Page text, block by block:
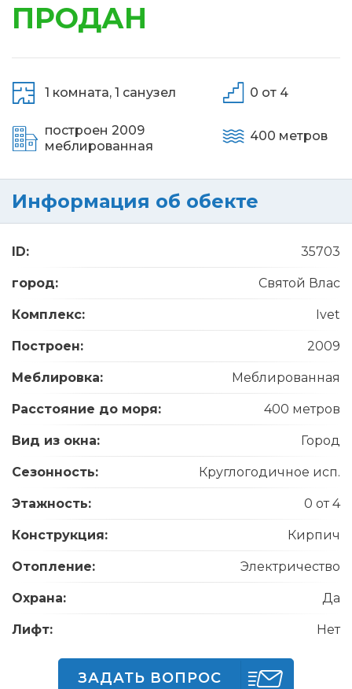
ПРОДАН
1 комната, 1 санузел
построен 2009
меблированная
0 от 4
400 метров
Информация об обекте
ID: 35703
город: Святой Влас
Комплекс: Ivet
Построен: 2009
Меблировка: Меблированная
Расстояние до моря: 400 метров
Вид из окна: Город
Сезонность: Круглогодичное исп.
Этажность: 0 от 4
Конструкция: Кирпич
Отопление: Электричество
Охрана: Да
Лифт: Нет
ЗАДАТЬ ВОПРОС